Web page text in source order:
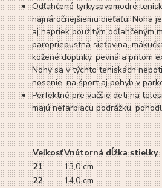
Odľahčené tyrkysovomodré
najnáročnejšiemu dieťaťu. Noha
aj napriek použitým odľahčeným
paropriepustná sieťovina,
kožené doplnky, pevná a pritom
Nohy sa v týchto teniskách
nosenie, na šport aj pohyb v
Perfektné pre väčšie deti na
majú nefarbiacu podrážku,
VeľkosťVnútorná dĺžka stielky
21
13,0 cm
22
14,0 cm